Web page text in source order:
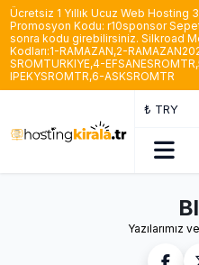
Ücretsiz 1 Yıllık Ucuz Web Hosting
Promosyon Kodu: r10sponsor
sonra kodu girebilirsiniz. Silkroad
Kodları:1-RAMAZAN,2-
SROMTURKIYE,4-
IPEKYSROMTR,6-ASKSROMTR
₺ TRY
Yazılarımız